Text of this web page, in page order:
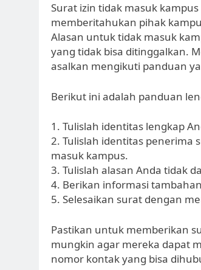
Surat izin tidak masuk
memberitahukan pihak
Alasan untuk tidak masuk
yang tidak bisa ditinggalkan.
asalkan mengikuti panduan
Berikut ini adalah panduan
1. Tulislah identitas lengkap
2. Tulislah identitas penerima
masuk kampus.
3. Tulislah alasan Anda tidak
4. Berikan informasi
5. Selesaikan surat dengan
Pastikan untuk memberikan
mungkin agar mereka dapat
nomor kontak yang bisa